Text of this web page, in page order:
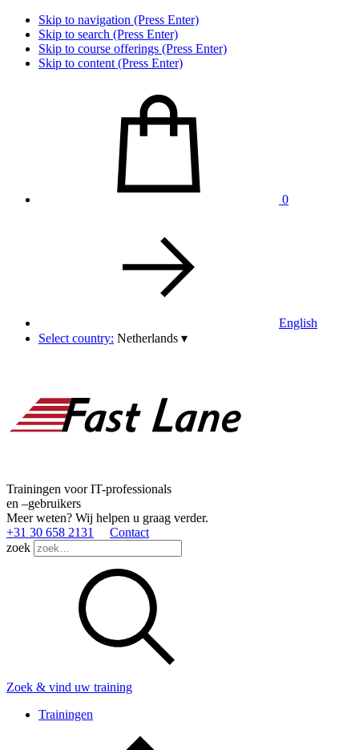
Skip to navigation (Press Enter)
Skip to search (Press Enter)
Skip to course offerings (Press Enter)
Skip to content (Press Enter)
0
English
Select country: Netherlands ▾
Trainingen voor IT-professionals
en –gebruikers
Meer weten? Wij helpen u graag verder.
+31 30 658 2131
Contact
zoek
Zoek & vind uw training
Trainingen